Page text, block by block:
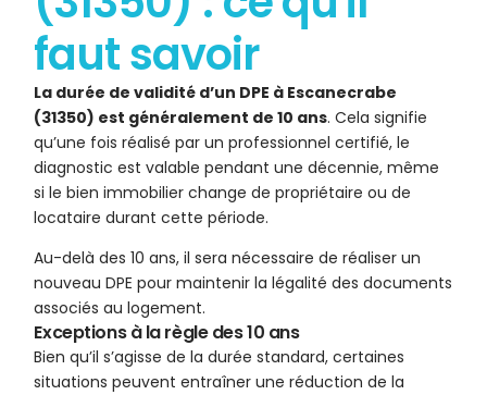
faut savoir
La durée de validité d’un DPE à Escanecrabe
(31350) est généralement de 10 ans. Cela signifie
qu’une fois réalisé par un professionnel certifié, le
diagnostic est valable pendant une décennie, même
si le bien immobilier change de propriétaire ou de
locataire durant cette période.
Au-delà des 10 ans, il sera nécessaire de réaliser un
nouveau DPE pour maintenir la légalité des documents
associés au logement.
Exceptions à la règle des 10 ans
Bien qu’il s’agisse de la durée standard, certaines
situations peuvent entraîner une réduction de la